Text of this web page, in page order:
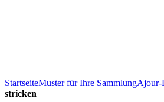
StartseiteMuster für Ihre SammlungAjour-
stricken